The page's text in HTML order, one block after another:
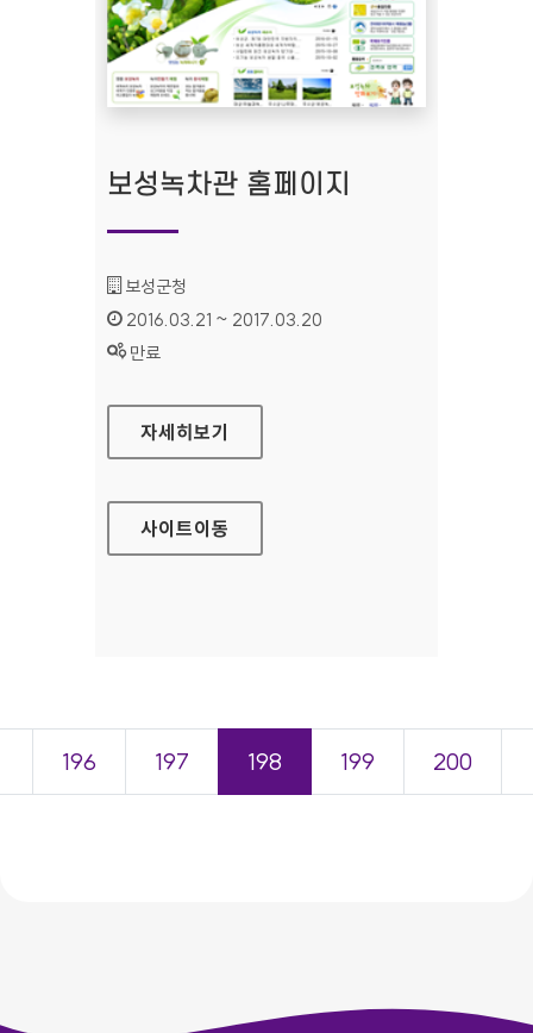
보성녹차관 홈페이지
기관명 :
보성군청
인증기간 :
2016.03.21 ~ 2017.03.20
상태 :
만료
보성녹차관 홈페이지
자세히보기
사이트이동
196 197 198 199 200